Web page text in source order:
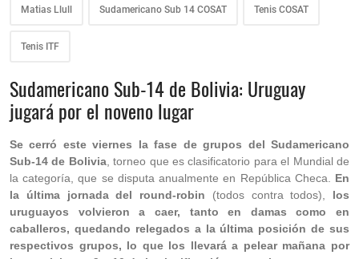
Matias Llull Sudamericano Sub 14 COSAT Tenis COSAT
Tenis ITF
Sudamericano Sub-14 de Bolivia: Uruguay
jugará por el noveno lugar
Se cerró este viernes la fase de grupos del Sudamericano
Sub-14 de Bolivia, torneo que es clasificatorio para el Mundial de
la categoría, que se disputa anualmente en República Checa. En
la última jornada del round-robin (todos contra todos), los
uruguayos volvieron a caer, tanto en damas como en
caballeros, quedando relegados a la última posición de sus
respectivos grupos, lo que los llevará a pelear mañana por